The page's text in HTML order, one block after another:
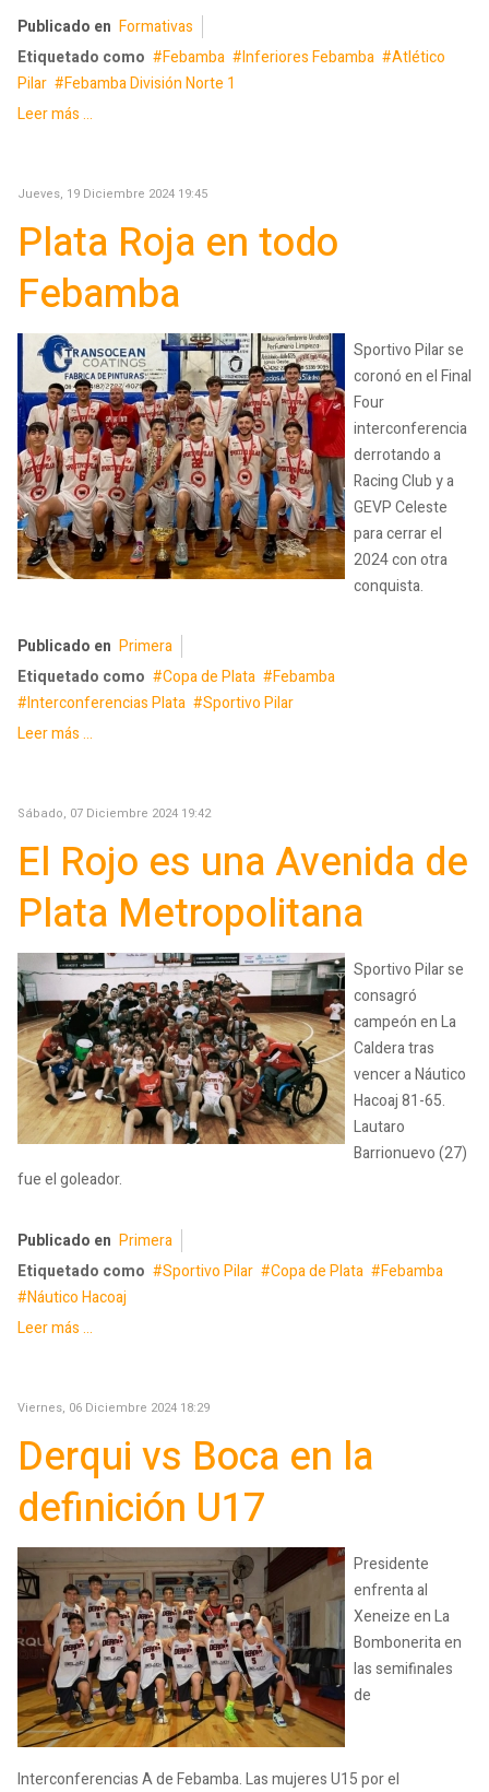
Publicado en Formativas
Etiquetado como
Febamba Inferiores Febamba
Atlético
Pilar
Febamba División Norte 1
Leer más ...
Jueves, 19 Diciembre 2024 19:45
Plata Roja en todo
Febamba
Sportivo Pilar se
coronó en el Final
Four
interconferencia
derrotando a
Racing Club y a
GEVP Celeste
para cerrar el
2024 con otra
conquista.
Publicado en Primera
Etiquetado como
Copa de Plata
Febamba
Interconferencias Plata
Sportivo Pilar
Leer más ...
Sábado, 07 Diciembre 2024 19:42
El Rojo es una Avenida de
Plata Metropolitana
Sportivo Pilar se
consagró
campeón en La
Caldera tras
vencer a Náutico
Hacoaj 81-65.
Lautaro
Barrionuevo (27)
fue el goleador.
Publicado en Primera
Etiquetado como
Sportivo Pilar Copa de Plata
Febamba
Náutico Hacoaj
Leer más ...
Viernes, 06 Diciembre 2024 18:29
Derqui vs Boca en la
definición U17
Presidente
enfrenta al
Xeneize en La
Bombonerita en
las semifinales
de
Interconferencias A de Febamba. Las mujeres U15 por el